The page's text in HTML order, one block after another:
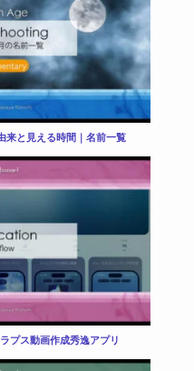
来と見える時間｜名前一覧
プス動画作成秀逸アプリ